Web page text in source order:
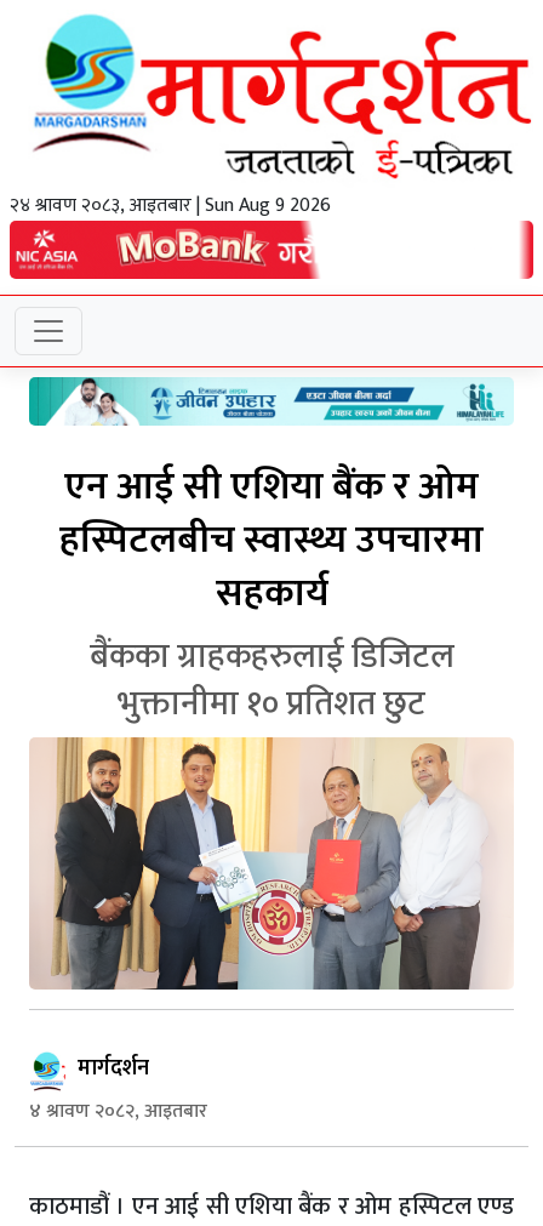
२४ श्रावण २०८३, आइतबार | Sun Aug 9 2026
एन आई सी एशिया बैंक र ओम
हस्पिटलबीच स्वास्थ्य उपचारमा
सहकार्य
बैंकका ग्राहकहरुलाई डिजिटल
भुक्तानीमा १० प्रतिशत छुट
मार्गदर्शन
४ श्रावण २०८२, आइतबार
काठमाडौं । एन आई सी एशिया बैंक र ओम हस्पिटल एण्ड